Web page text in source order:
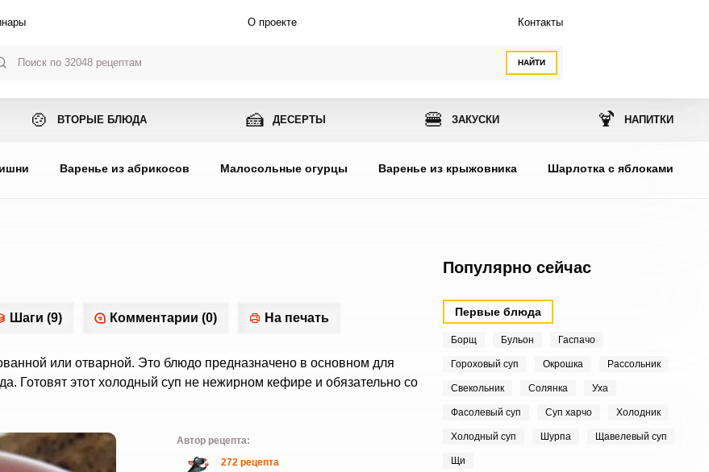
НАЙТИ
О проекте Контакты
🍲 ВТОРЫЕ БЛЮДА 🍰 ДЕСЕРТЫ 🍔 ЗАКУСКИ 🍹 НАПИТКИ
Варенье из абрикосов Малосольные огурцы Варенье из крыжовника Шарлотка с яблоками
Шаги (9) Комментарии (0) На печать
или отварной. Это блюдо предназначено в основном для
Готовят этот холодный суп не нежирном кефире и обязательно со
Автор рецепта:
272 рецепта
Популярно сейчас
Первые блюда
Борщ Бульон Гаспачо
Гороховый суп Окрошка Рассольник
Свекольник Солянка Уха
Фасолевый суп Суп харчо Холодник
Холодный суп Шурпа Щавелевый суп
Щи